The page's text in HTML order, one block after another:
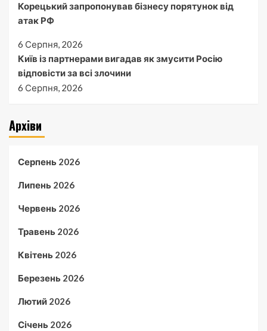
Корецький запропонував бізнесу порятунок від
атак РФ
6 Серпня, 2026
Київ із партнерами вигадав як змусити Росію
відповісти за всі злочини
6 Серпня, 2026
Архіви
Серпень 2026
Липень 2026
Червень 2026
Травень 2026
Квітень 2026
Березень 2026
Лютий 2026
Січень 2026